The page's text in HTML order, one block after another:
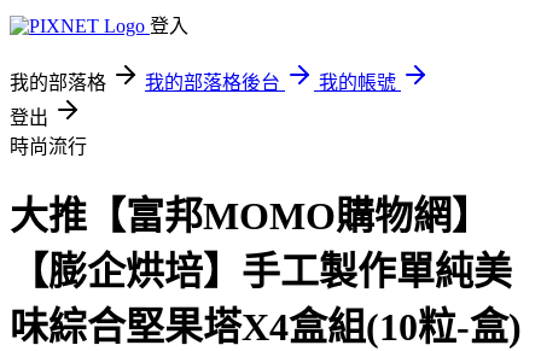
登入
我的部落格 我的部落格後台
我的帳號
登出
時尚流行
大推【富邦MOMO購物網】
【膨企烘培】手工製作單純美
味綜合堅果塔X4盒組(10粒-盒)